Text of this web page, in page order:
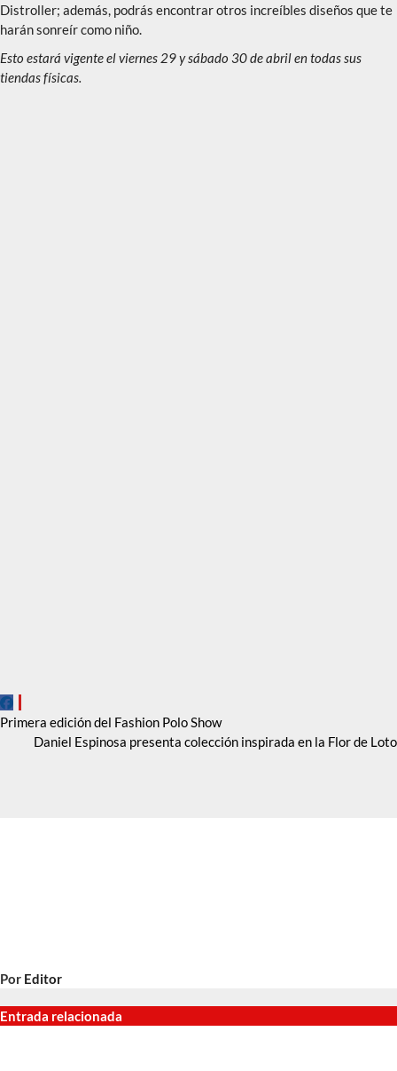
Distroller; además, podrás encontrar otros increíbles diseños que te
harán sonreír como niño.
Esto estará vigente el viernes 29 y sábado 30 de abril en todas sus
tiendas físicas.
Navegación
Primera edición del Fashion Polo Show
Daniel Espinosa presenta colección inspirada en la Flor de Loto
Por Editor
Entrada relacionada